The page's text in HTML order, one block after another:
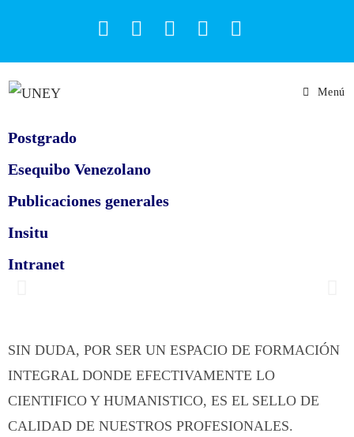
Menú
Postgrado
Esequibo Venezolano
Publicaciones generales
Insitu
Intranet
SIN DUDA, POR SER UN ESPACIO DE FORMACIÓN
INTEGRAL DONDE EFECTIVAMENTE LO
CIENTIFICO Y HUMANISTICO, ES EL SELLO DE
CALIDAD DE NUESTROS PROFESIONALES.